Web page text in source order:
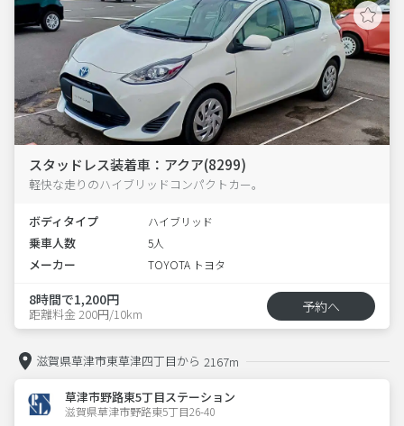
スタッドレス装着車：アクア(8299)
軽快な走りのハイブリッドコンパクトカー。
ボディタイプ ハイブリッド
乗車人数 5人
メーカー TOYOTA トヨタ
8時間で1,200円
距離料金 200円/10km 予約へ
滋賀県草津市東草津四丁目から 2167m
草津市野路東5丁目ステーション
滋賀県草津市野路東5丁目26-40